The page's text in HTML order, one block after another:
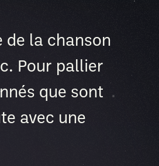
de la chanson
Pour pallier
que sont
avec une